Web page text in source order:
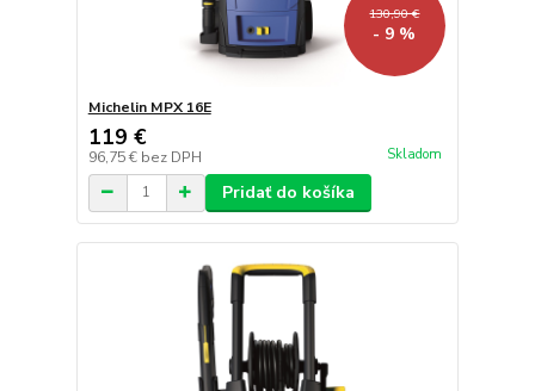
130,90 €
- 9 %
Michelin MPX 16E
119 €
96,75 € bez DPH Skladom
Pridať do košíka